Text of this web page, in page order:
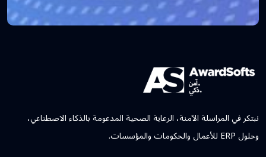
نبتكر في المراسلة الآمنة، الرعاية الصحية المدعومة بالذكاء الاصطناعي،
وحلول ERP للأعمال والحكومات والمؤسسات.